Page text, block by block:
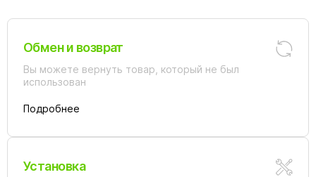
Обмен и возврат
Вы можете вернуть товар, который не был
использован
Подробнее
Установка